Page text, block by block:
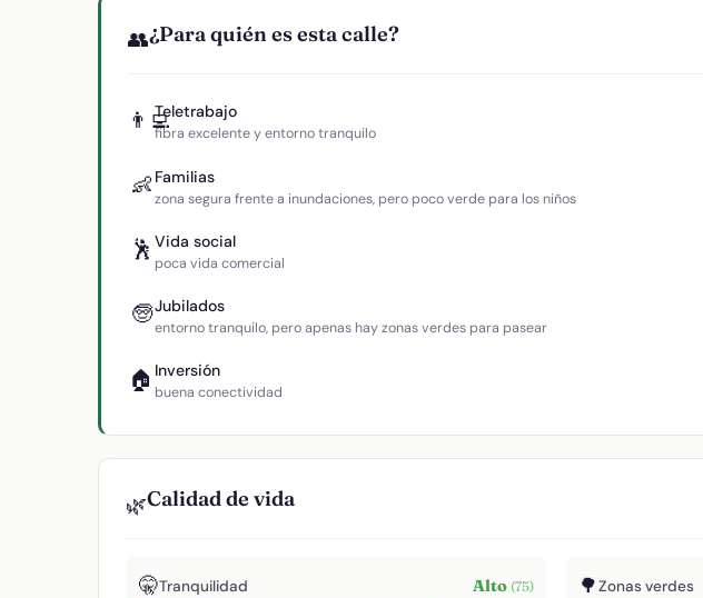
👥¿Para quién es esta calle?
👨‍💻Teletrabajo
fibra excelente y entorno tranquilo
👶 Familias
zona segura frente a inundaciones, pero poco verde para los niños
🕺 Vida social
poca vida comercial
🧓Jubilados
entorno tranquilo, pero apenas hay zonas verdes para pasear
🏠 Inversión
buena conectividad
🌿Calidad de vida
🤫Tranquilidad Alto (75) 🌳Zonas verdes